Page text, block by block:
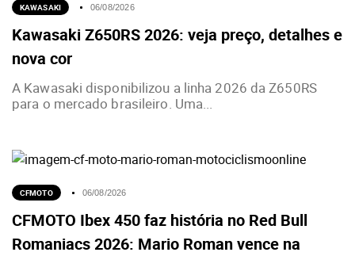
KAWASAKI 06/08/2026
Kawasaki Z650RS 2026: veja preço, detalhes e
nova cor
A Kawasaki disponibilizou a linha 2026 da Z650RS
para o mercado brasileiro. Uma...
CFMOTO 06/08/2026
CFMOTO Ibex 450 faz história no Red Bull
Romaniacs 2026: Mario Roman vence na